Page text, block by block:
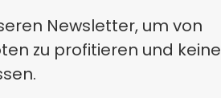
Newsletter, um von
zu profitieren und keine